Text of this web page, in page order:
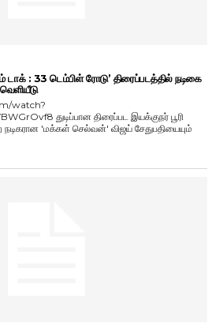
டாக் : 33 டெம்பிள் ரோடு’ திரைப்படத்தில் நடிகை
watch?
இயக்குநர் பூரி
'மக்கள் செல்வன்' விஜய் சேதுபதியையும்